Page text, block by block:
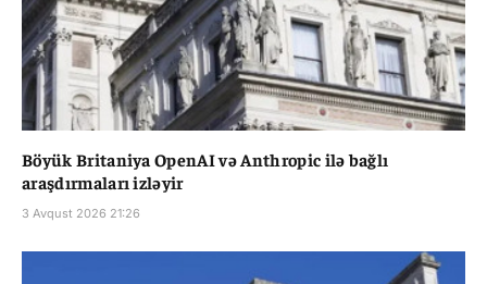
Böyük Britaniya OpenAI və Anthropic ilə bağlı
araşdırmaları izləyir
3 Avqust 2026 21:26